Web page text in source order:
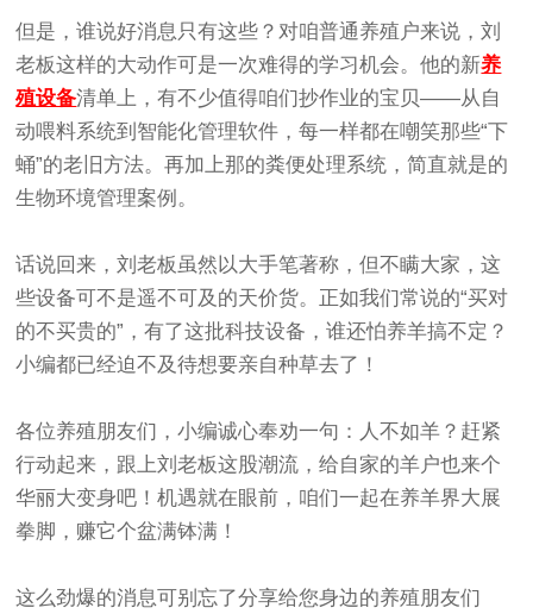
但是，谁说好消息只有这些？对咱普通养殖户来说，刘
老板这样的大动作可是一次难得的学习机会。他的新养
殖设备清单上，有不少值得咱们抄作业的宝贝——从自
动喂料系统到智能化管理软件，每一样都在嘲笑那些“下
蛹”的老旧方法。再加上那的粪便处理系统，简直就是的
生物环境管理案例。
话说回来，刘老板虽然以大手笔著称，但不瞒大家，这
些设备可不是遥不可及的天价货。正如我们常说的“买对
的不买贵的”，有了这批科技设备，谁还怕养羊搞不定？
小编都已经迫不及待想要亲自种草去了！
各位养殖朋友们，小编诚心奉劝一句：人不如羊？赶紧
行动起来，跟上刘老板这股潮流，给自家的羊户也来个
华丽大变身吧！机遇就在眼前，咱们一起在养羊界大展
拳脚，赚它个盆满钵满！
这么劲爆的消息可别忘了分享给您身边的养殖朋友们